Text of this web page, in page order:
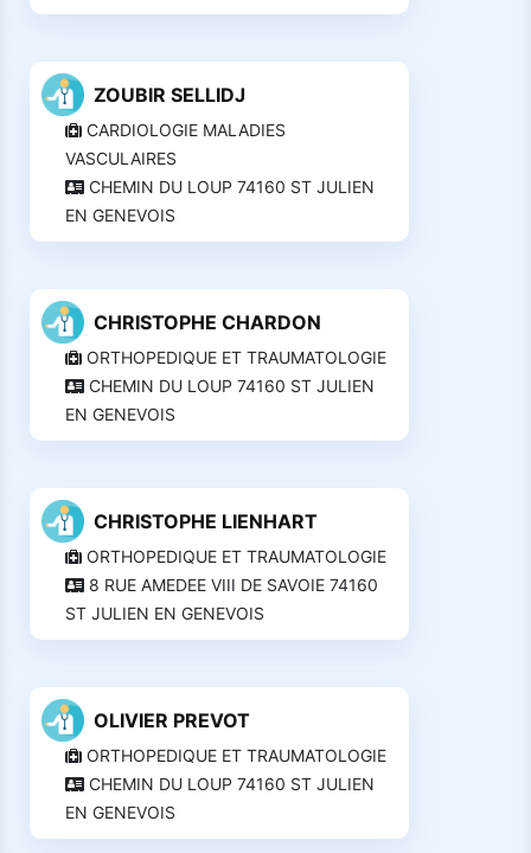
ZOUBIR SELLIDJ
CARDIOLOGIE MALADIES
VASCULAIRES
CHEMIN DU LOUP 74160 ST JULIEN
EN GENEVOIS
CHRISTOPHE CHARDON
ORTHOPEDIQUE ET TRAUMATOLOGIE
CHEMIN DU LOUP 74160 ST JULIEN
EN GENEVOIS
CHRISTOPHE LIENHART
ORTHOPEDIQUE ET TRAUMATOLOGIE
8 RUE AMEDEE VIII DE SAVOIE 74160
ST JULIEN EN GENEVOIS
OLIVIER PREVOT
ORTHOPEDIQUE ET TRAUMATOLOGIE
CHEMIN DU LOUP 74160 ST JULIEN
EN GENEVOIS